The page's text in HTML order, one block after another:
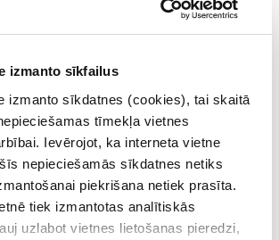
izmanto sīkfailus
izmanto sīkdatnes (cookies), tai skaitā
tīmekļa vietnes
Ievērojot, ka interneta vietne
nepieciešamās sīkdatnes netiks
piekrišana netiek prasīta.
tiek izmantotas analītiskās
uzlabot vietnes lietošanas pieredzi,
atklāt noziegumus pret
saistīto noziedzīgu līdzekļu